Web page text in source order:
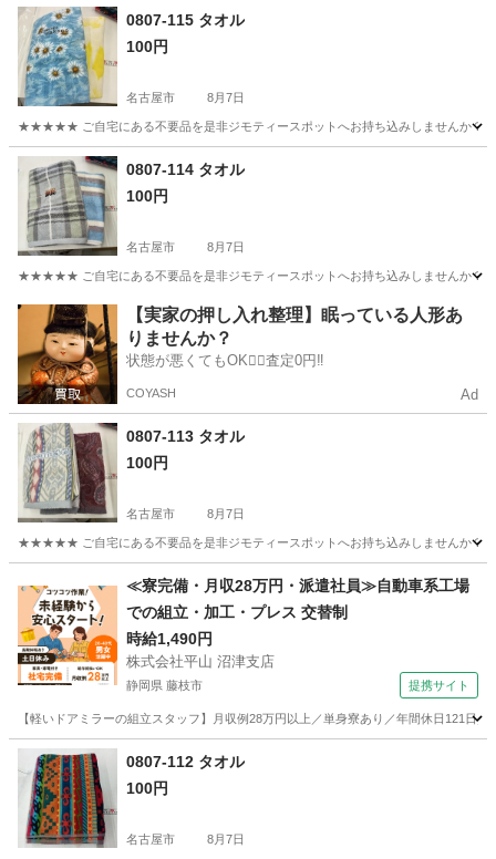
愛知 名古屋市 郵便ポスト
0807-115 タオル
100円
名古屋市 8月7日
★★★★★ ご自宅にある不要品を是非ジモティースポットへお持ち込みしませんか？
愛知 名古屋市 現地
0807-114 タオル
100円
名古屋市 8月7日
★★★★★ ご自宅にある不要品を是非ジモティースポットへお持ち込みしませんか？
愛知 名古屋市 その他 現地
【実家の押し入れ整理】眠っている人形あ
りませんか？
状態が悪くてもOK🙆‍♀️査定0円‼️
COYASH Ad
0807-113 タオル
100円
名古屋市 8月7日
★★★★★ ご自宅にある不要品を是非ジモティースポットへお持ち込みしませんか？
その他 現地
≪寮完備・月収28万円・派遣社員≫自動車系工場
での組立・加工・プレス 交替制
時給1,490円
株式会社平山 沼津支店
静岡県 藤枝市 提携サイト
【軽いドアミラーの組立スタッフ】月収例28万円以上／単身寮あり／年間休日121
静岡 藤枝市
0807-112 タオル
100円
名古屋市 8月7日